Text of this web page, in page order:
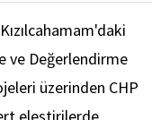
ve Değerlendirme
üzerinden CHP